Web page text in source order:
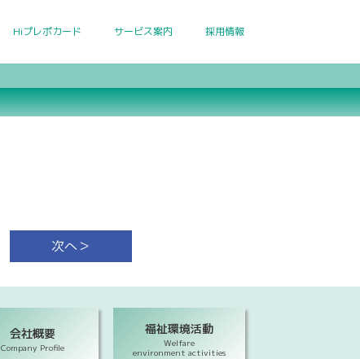
Hiプレポカード サービス案内 採用情報
次へ＞
会社概要
Company Profile
福祉環境活動
Welfare
environment activities